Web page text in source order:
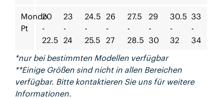
Mondo
Pt
20
-
22.5
23
-
24
24.5
-
25.5
26
-
27
27.5
-
28.5
29
-
30
30.5
-
32
33
-
34
*nur bei bestimmten Modellen verfügbar
**Einige Größen sind nicht in allen Bereichen
verfügbar. Bitte kontaktieren Sie uns für weitere
Informationen.